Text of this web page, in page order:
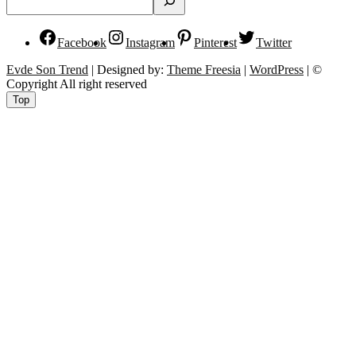
Facebook Instagram Pinterest
Twitter
Evde Son Trend | Designed by: Theme Freesia | WordPress | ©
Copyright All right reserved
Top